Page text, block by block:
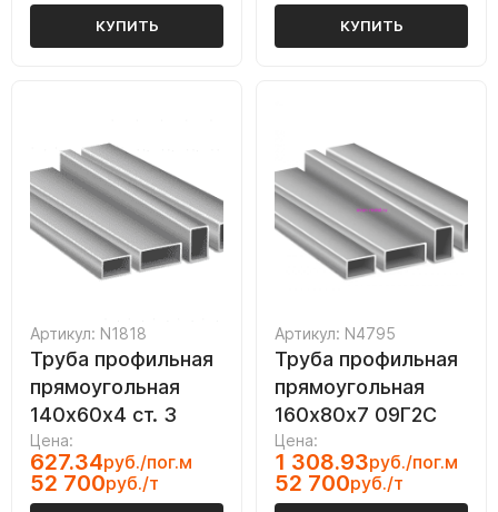
КУПИТЬ КУПИТЬ
Артикул: N1818
Труба профильная
прямоугольная
140х60х4 ст. 3
Цена:
627.34руб./пог.м
52 700руб./т
Артикул: N4795
Труба профильная
прямоугольная
160х80х7 09Г2С
Цена:
1 308.93руб./пог.м
52 700руб./т